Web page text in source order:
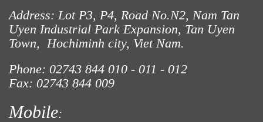
Address: Lot P3, P4, Road No.N2, Nam Tan
Uyen Industrial Park Expansion, Tan Uyen
Town, Hochiminh city, Viet Nam.
Phone: 02743 844 010 - 011 - 012
Fax: 02743 844 009
Mobile: